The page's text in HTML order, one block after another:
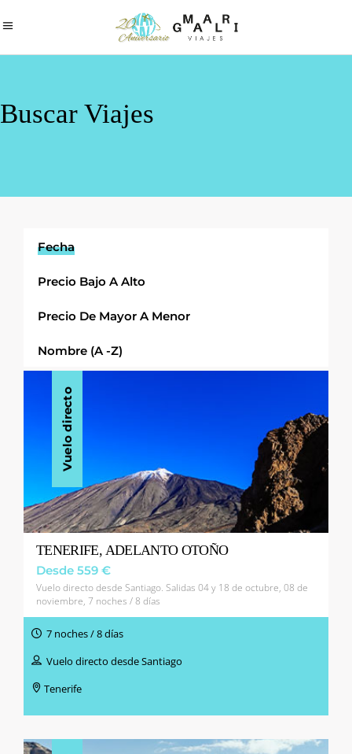
Buscar Viajes
Fecha
Precio Bajo A Alto
Precio De Mayor A Menor
Nombre (A -Z)
Vuelo directo
TENERIFE, ADELANTO OTOÑO
Desde 559 €
Vuelo directo desde Santiago. Salidas 04 y 18 de octubre, 08 de
noviembre, 7 noches / 8 días
7 noches / 8 días
Vuelo directo desde Santiago
Tenerife